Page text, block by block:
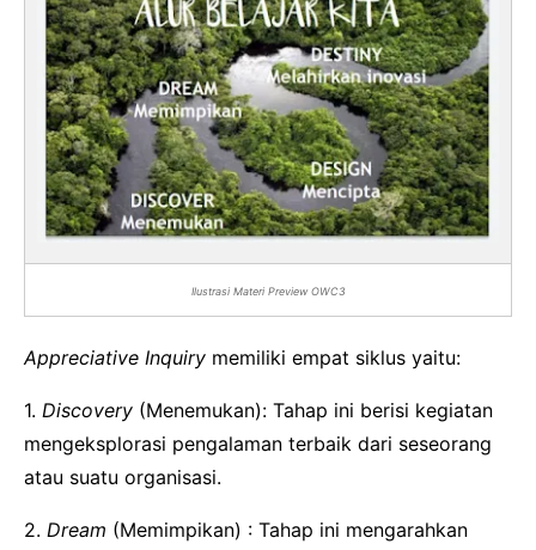
Ilustrasi Materi Preview OWC3
Appreciative Inquiry memiliki empat siklus yaitu:
1. Discovery (Menemukan): Tahap ini berisi kegiatan
mengeksplorasi pengalaman terbaik dari seseorang
atau suatu organisasi.
2. Dream (Memimpikan) : Tahap ini mengarahkan